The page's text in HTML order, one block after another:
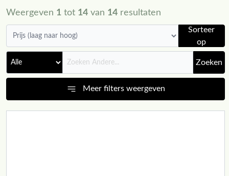
Weergeven 1 tot 14 van 14 resultaten
Sorteer
op
Zoeken
Meer filters weergeven